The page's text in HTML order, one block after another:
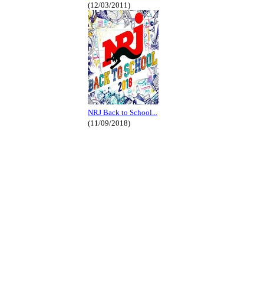
(12/03/2011)
NRJ Back to School...
(11/09/2018)